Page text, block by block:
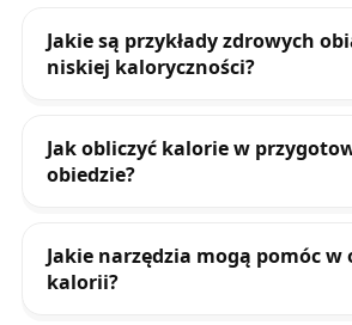
Jakie są przykłady zdrowych
niskiej kaloryczności?
Jak obliczyć kalorie w
obiedzie?
Jakie narzędzia mogą pomóc w
kalorii?